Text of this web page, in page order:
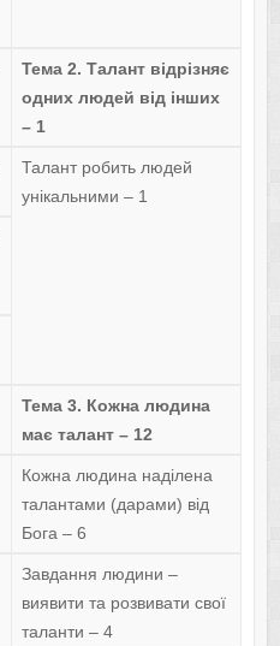
Тема 2. Талант відрізняє
одних людей від інших
– 1
Талант робить людей
унікальними – 1
Тема 3. Кожна людина
має талант – 12
Кожна людина наділена
талантами (дарами) від
Бога – 6
Завдання людини –
виявити та розвивати свої
таланти – 4